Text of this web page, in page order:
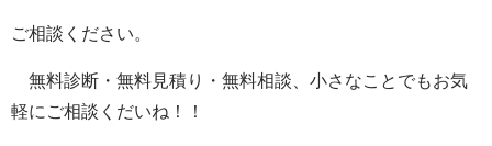
ご相談ください。
無料診断・無料見積り・無料相談、小さなことでもお気
軽にご相談くだいね！！